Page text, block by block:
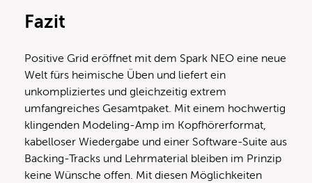
Fazit
Positive Grid eröffnet mit dem Spark NEO eine neue
Welt fürs heimische Üben und liefert ein
unkompliziertes und gleichzeitig extrem
umfangreiches Gesamtpaket. Mit einem hochwertig
klingenden Modeling-Amp im Kopfhörerformat,
kabelloser Wiedergabe und einer Software-Suite aus
Backing-Tracks und Lehrmaterial bleiben im Prinzip
keine Wünsche offen. Mit diesen Möglichkeiten